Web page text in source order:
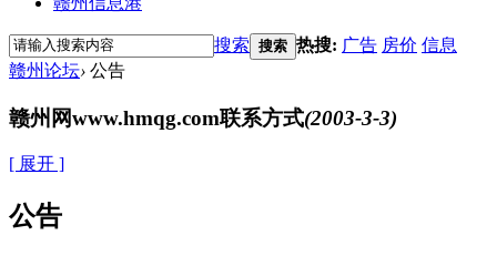
搜索 搜索 热搜: 广告 房价 信息
赣州论坛› 公告
赣州网www.hmqg.com联系方式(2003-3-3)
[ 展开 ]
公告